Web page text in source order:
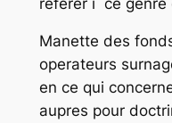
Manette des
operateurs
en ce qui
aupres pour